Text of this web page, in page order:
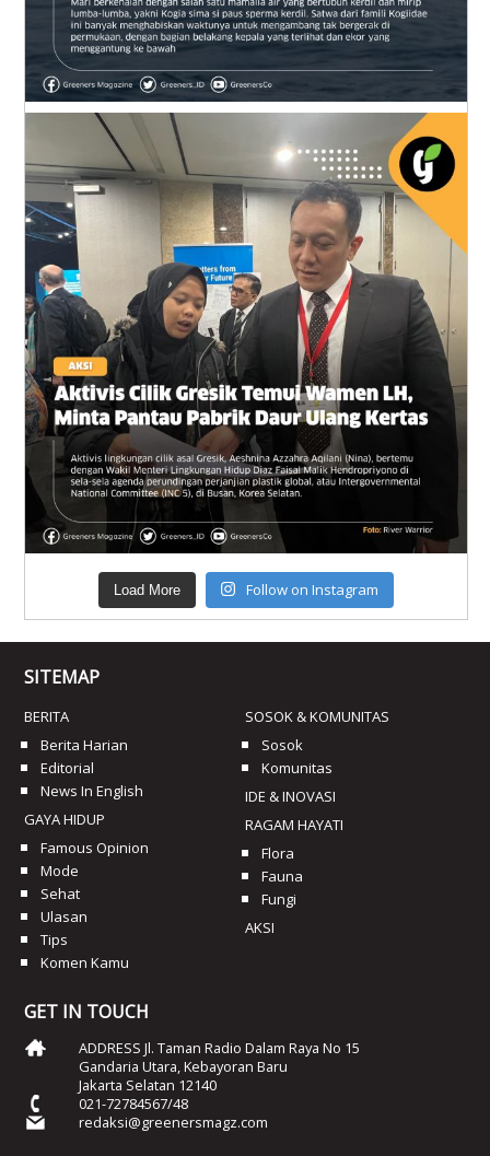
Load More Follow on Instagram
SITEMAP
BERITA
Berita Harian
Editorial
News In English
GAYA HIDUP
Famous Opinion
Mode
Sehat
Ulasan
Tips
Komen Kamu
SOSOK & KOMUNITAS
Sosok
Komunitas
IDE & INOVASI
RAGAM HAYATI
Flora
Fauna
Fungi
AKSI
GET IN TOUCH
ADDRESS Jl. Taman Radio Dalam Raya No 15
Gandaria Utara, Kebayoran Baru
Jakarta Selatan 12140
021-72784567/48
redaksi@greenersmagz.com